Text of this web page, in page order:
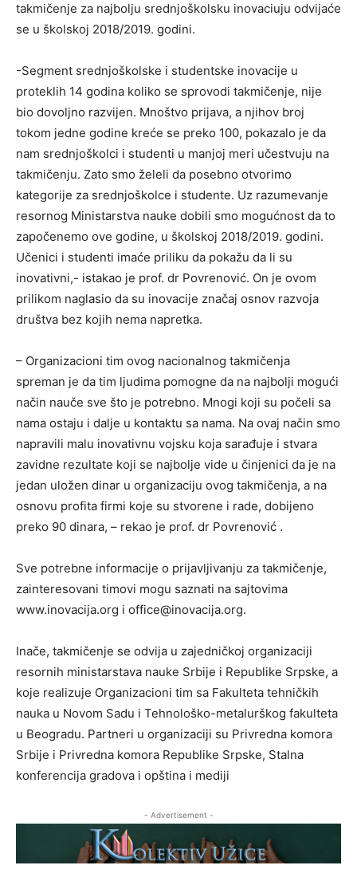
takmičenje za najbolju srednjoškolsku inovaciuju odvijaće
se u školskoj 2018/2019. godini.
-Segment srednjoškolske i studentske inovacije u
proteklih 14 godina koliko se sprovodi takmičenje, nije
bio dovoljno razvijen. Mnoštvo prijava, a njihov broj
tokom jedne godine kreće se preko 100, pokazalo je da
nam srednjoškolci i studenti u manjoj meri učestvuju na
takmičenju. Zato smo želeli da posebno otvorimo
kategorije za srednjoškolce i studente. Uz razumevanje
resornog Ministarstva nauke dobili smo mogućnost da to
započenemo ove godine, u školskoj 2018/2019. godini.
Učenici i studenti imaće priliku da pokažu da li su
inovativni,- istakao je prof. dr Povrenović. On je ovom
prilikom naglasio da su inovacije značaj osnov razvoja
društva bez kojih nema napretka.
– Organizacioni tim ovog nacionalnog takmičenja
spreman je da tim ljudima pomogne da na najbolji mogući
način nauče sve što je potrebno. Mnogi koji su počeli sa
nama ostaju i dalje u kontaktu sa nama. Na ovaj način smo
napravili malu inovativnu vojsku koja sarađuje i stvara
zavidne rezultate koji se najbolje vide u činjenici da je na
jedan uložen dinar u organizaciju ovog takmičenja, a na
osnovu profita firmi koje su stvorene i rade, dobijeno
preko 90 dinara, – rekao je prof. dr Povrenović .
Sve potrebne informacije o prijavljivanju za takmičenje,
zainteresovani timovi mogu saznati na sajtovima
www.inovacija.org i office@inovacija.org.
Inače, takmičenje se odvija u zajedničkoj organizaciji
resornih ministarstava nauke Srbije i Republike Srpske, a
koje realizuje Organizacioni tim sa Fakulteta tehničkih
nauka u Novom Sadu i Tehnološko-metalurškog fakulteta
u Beogradu. Partneri u organizaciji su Privredna komora
Srbije i Privredna komora Republike Srpske, Stalna
konferencija gradova i opština i mediji
- Advertisement -